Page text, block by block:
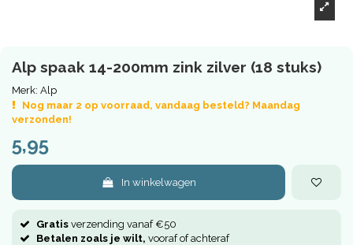
Alp spaak 14-200mm zink zilver (18 stuks)
Merk: Alp
Nog maar 2 op voorraad, vandaag besteld? Maandag
verzonden!
5,95
In winkelwagen
Gratis verzending vanaf €50
Betalen zoals je wilt, vooraf of achteraf